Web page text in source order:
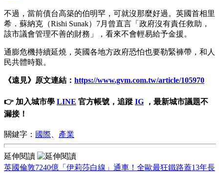
不過，當前債台高築的伯明罕，可就沒那麼好過。英國首相里
希．蘇納克（Rishi Sunak）7月曾直言「政府沒有責任救助，
該市議會管理不善的財務」，看來不會輕易給予金援。
通膨危機持續延燒，英國各地方政府恐怕也要勒緊褲帶，和人
民共體時艱。
《遠見》原文連結： https://www.gvm.com.tw/article/105970
👉 加入城市學 LINE 官方帳號，追蹤 IG ，最新城市議題不
漏接！
關鍵字： 國際 產業
延伸閱讀
英國倫敦7240億「伊莉莎白線」通車！全歐最狂鐵路蓋13年長